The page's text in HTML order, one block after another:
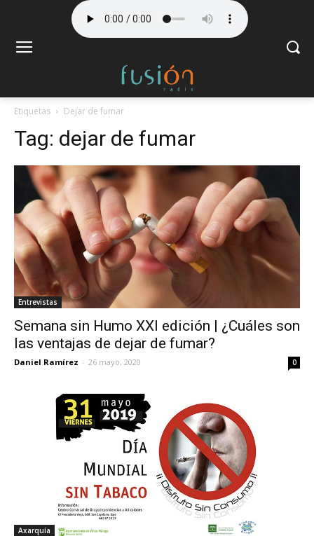
Etiquetas Dejar de fumar
Tag: dejar de fumar
Entrevistas
Semana sin Humo XXI edición | ¿Cuáles son
las ventajas de dejar de fumar?
Daniel Ramírez - 26 mayo, 2020 0
Axarquía